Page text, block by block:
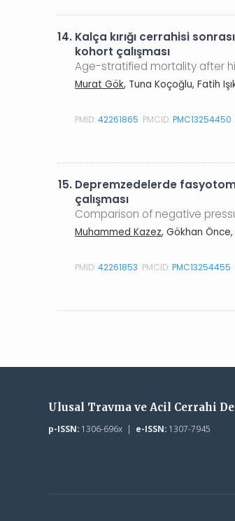
14. Kalça kırığı cerrahisi
kohort çalışması
Age-stratified mortality after
Murat Gök, Tuna Koçoğlu, Fatih
PMID:42261865 PMCID:PMC13254450
15. Depremzedelerde
çalışması
Comparison of negative
Muhammed Kazez, Gökhan
PMID:42261853 PMCID:PMC13254455
Ulusal Travma ve Acil Cerrahi
p-ISSN:1306-696x | e-ISSN:1307-7945